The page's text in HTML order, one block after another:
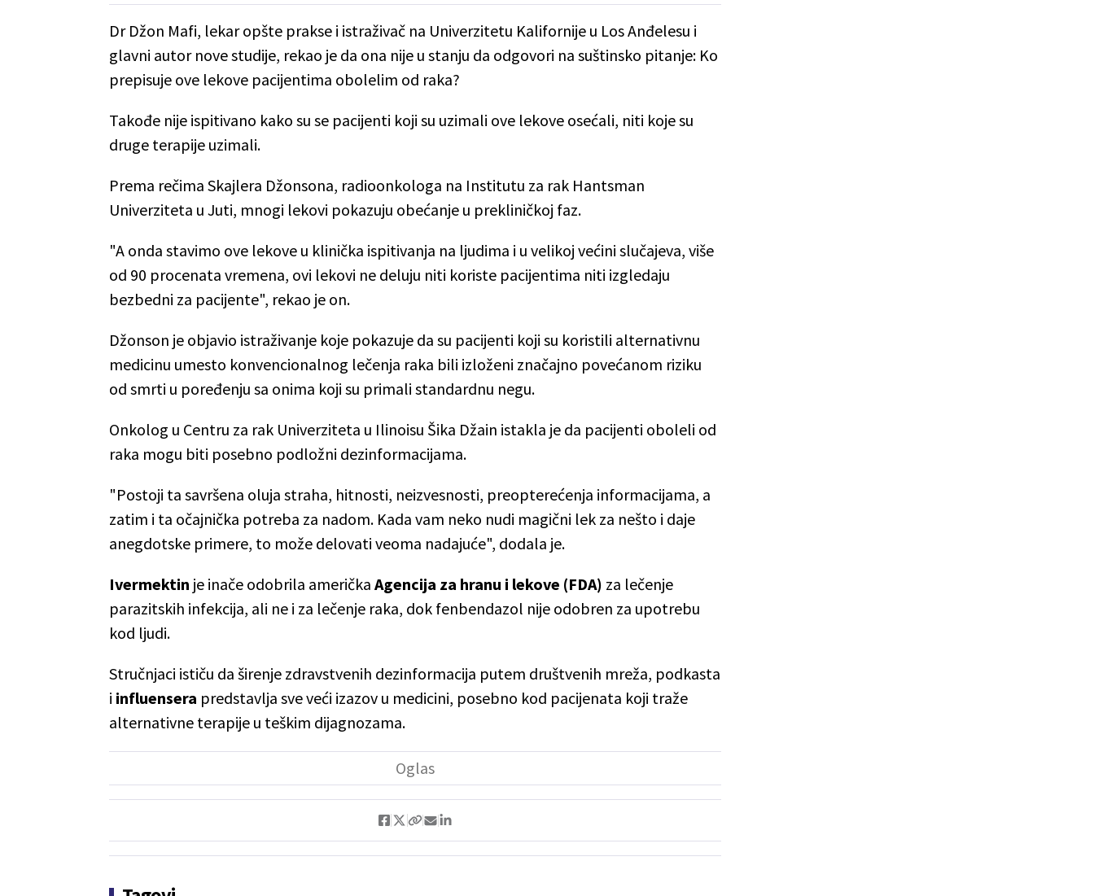
Dr Džon Mafi, lekar opšte prakse i istraživač na Univerzitetu Kalifornije u Los Anđelesu i
glavni autor nove studije, rekao je da ona nije u stanju da odgovori na suštinsko pitanje: Ko
prepisuje ove lekove pacijentima obolelim od raka?
Takođe nije ispitivano kako su se pacijenti koji su uzimali ove lekove osećali, niti koje su
druge terapije uzimali.
Prema rečima Skajlera Džonsona, radioonkologa na Institutu za rak Hantsman
Univerziteta u Juti, mnogi lekovi pokazuju obećanje u prekliničkoj faz.
"A onda stavimo ove lekove u klinička ispitivanja na ljudima i u velikoj većini slučajeva, više
od 90 procenata vremena, ovi lekovi ne deluju niti koriste pacijentima niti izgledaju
bezbedni za pacijente", rekao je on.
Džonson je objavio istraživanje koje pokazuje da su pacijenti koji su koristili alternativnu
medicinu umesto konvencionalnog lečenja raka bili izloženi značajno povećanom riziku
od smrti u poređenju sa onima koji su primali standardnu negu.
Onkolog u Centru za rak Univerziteta u Ilinoisu Šika Džain istakla je da pacijenti oboleli od
raka mogu biti posebno podložni dezinformacijama.
"Postoji ta savršena oluja straha, hitnosti, neizvesnosti, preopterećenja informacijama, a
zatim i ta očajnička potreba za nadom. Kada vam neko nudi magični lek za nešto i daje
anegdotske primere, to može delovati veoma nadajuće", dodala je.
Ivermektin je inače odobrila američka Agencija za hranu i lekove (FDA) za lečenje
parazitskih infekcija, ali ne i za lečenje raka, dok fenbendazol nije odobren za upotrebu
kod ljudi.
Stručnjaci ističu da širenje zdravstvenih dezinformacija putem društvenih mreža, podkasta
i influensera predstavlja sve veći izazov u medicini, posebno kod pacijenata koji traže
alternativne terapije u teškim dijagnozama.